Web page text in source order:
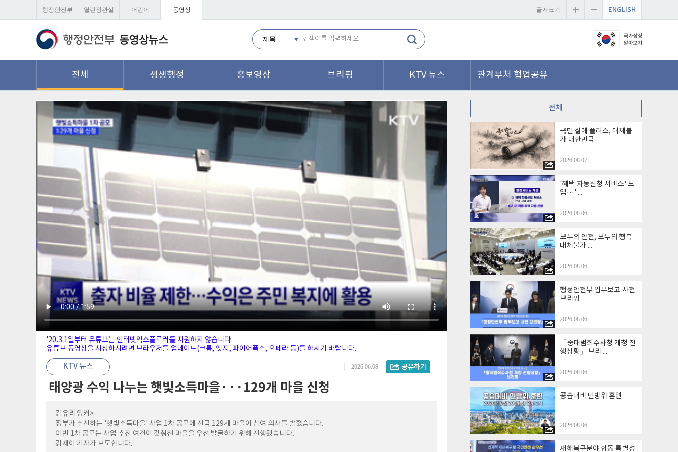
행정안전부 열린장관실 어린이 동영상 글자크기 ENGLISH
전체 생생행정 홍보영상 브리핑 KTV 뉴스 관계부처 협업공유
'20.3.1일부터 유튜브는 인터넷익스플로러를 지원하지 않습니다.
유튜브 동영상을 시청하시려면 브라우저를 업데이트(크롬, 엣지, 파이어폭스, 오페라 등)를 하시기 바랍니다.
KTV 뉴스
태양광 수익 나누는 햇빛소득마을···129개 마을 신청
2026.06.08
김유리 앵커>
정부가 추진하는 '햇빛소득마을' 사업 1차 공모에 전국 129개 마을이 참여 의사를 밝혔습니다.
이번 1차 공모는 사업 추진 여건이 갖춰진 마을을 우선 발굴하기 위해 진행됐습니다.
강재이 기자가 보도합니다.
전체
국민 삶에 플러스, 대체불
가 대한민국
2026.08.07.
'혜택 자동신청 서비스' 도
입···' ...
2026.08.06.
모두의 안전, 모두의 행복
대체불가 ...
2026.08.06.
행정안전부 업무보고 사전
브리핑
2026.08.06.
「중대범죄수사청 개청 진
행상황」 브리 ...
2026.08.06.
공습대비 민방위 훈련
2026.08.06.
재해복구분야 합동 특별성